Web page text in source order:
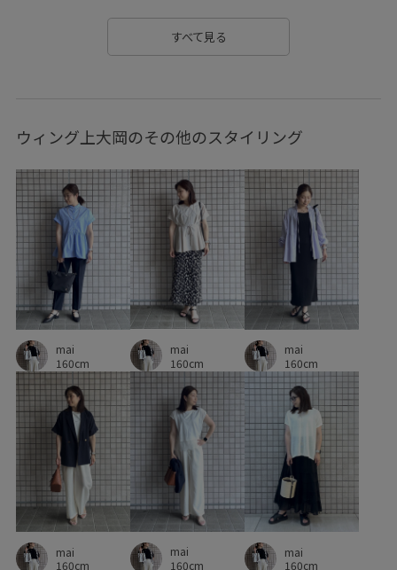
コントラスト ゴム仕様 サンダル シアー
シアー感 シャツ シャリ感 シワになりにくい
シンプル シンプルなTシャツ ジャケット スカート
スカーフ スタイルアップ スッキリ セットアップ
デイリー使い トレンド感 ドライタッチ
ナイロン ナチュラル ニット
バンドカラー パンツ フェミニン フラットシューズ
フリル フリーサイズ フーディー ブラウス
ブルゾン ペプラム ボイル モダン リブ編み
レイヤード レイヤードデザイン レーストップス
ワイドシルエット ワイドパンツ ワンピース
二の腕が隠れる 五分袖 伸縮性 光沢感 冷んやり
合わせやすい 女性らしい印象 女性らしさ 安定感
すべて見る
ウィング上大岡のその他のスタイリング
mai
160cm
mai
160cm
mai
160cm
mai
160cm
mai
160cm
mai
160cm